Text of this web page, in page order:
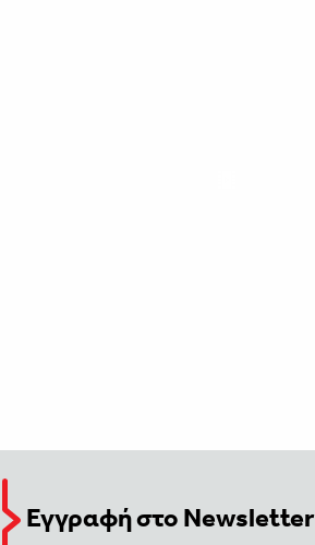
Εγγραφή στο Newsletter